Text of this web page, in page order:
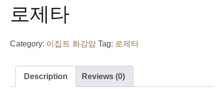
로제타
Category: 이집트 화강암 Tag: 로제타
Description Reviews (0)